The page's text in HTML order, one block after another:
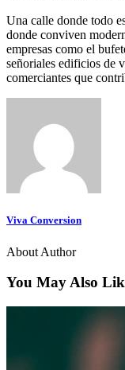
Una calle donde todo
donde conviven
empresas como el
señoriales edificios de
comerciantes que
Viva Conversion
About Author
You May Also